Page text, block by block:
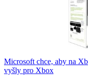
Microsoft chce, aby na
vyšly pro Xbox